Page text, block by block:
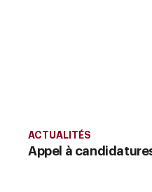
ACTUALITÉS
Appel à